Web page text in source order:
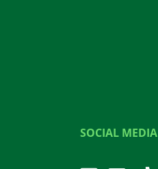
SOCIAL MEDIA